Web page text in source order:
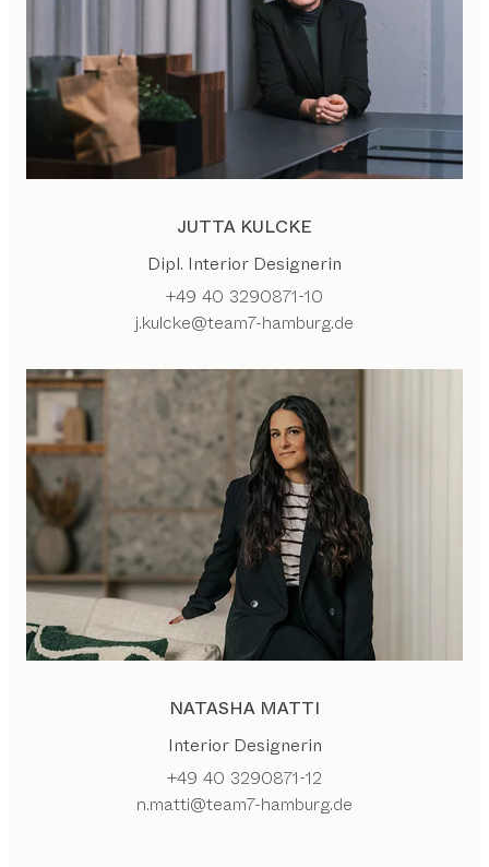
JUTTA KULCKE
Dipl. Interior Designerin
+49 40 3290871-10
j.kulcke@team7-hamburg.de
NATASHA MATTI
Interior Designerin
+49 40 3290871-12
n.matti@team7-hamburg.de